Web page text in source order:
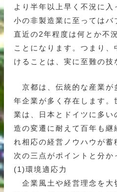
より半年以上早く不況に入
小の非製造業に至っては
直近の2年程度は何とか不
ことになります。つまり
けることは、実に至難の技
京都は、伝統的な産業が
年企業が多く存在します。
業は、日本とドイツに多
造の変遷に耐えて百年も継
れ相応の経営ノウハウが蓄
次の三点がポイントと分か
(1)環境適応力
企業風土や経営理念を大